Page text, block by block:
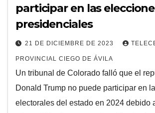
participar en las
presidenciales
21 DE DICIEMBRE DE 2023
PROVINCIAL CIEGO DE ÁVILA
Un tribunal de Colorado falló que el
Donald Trump no puede participar en
electorales del estado en 2024 debido